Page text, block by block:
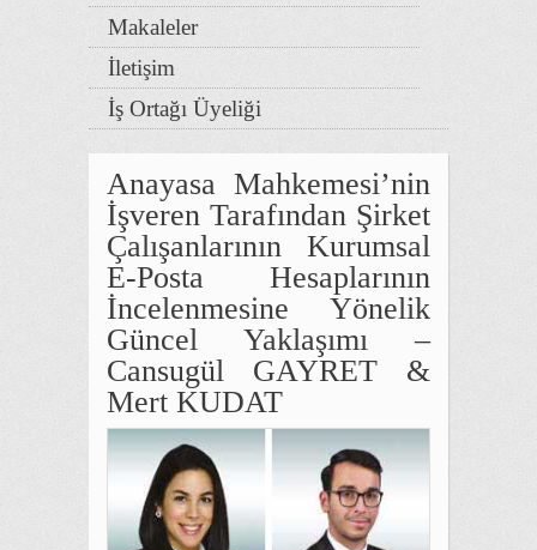
Makaleler
İletişim
İş Ortağı Üyeliği
Anayasa Mahkemesi’nin
İşveren Tarafından Şirket
Çalışanlarının Kurumsal
E-Posta Hesaplarının
İncelenmesine Yönelik
Güncel Yaklaşımı –
Cansugül GAYRET &
Mert KUDAT